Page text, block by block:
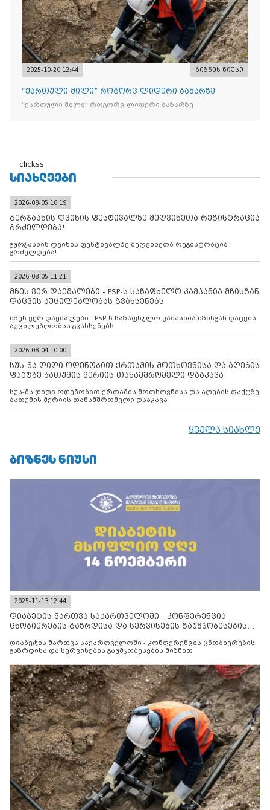
2025-10-20 12:44 ბიზნეს ნიუსი
“ქართული მილი” როგორც ლიდერი ბაზარზე
“ქართული მილი” როგორც ლიდერი ბაზარზე
clickss
ᲡᲘᲐᲮᲚᲔᲔᲑᲘ
2026-08-05 16:19
გურჯაანის ღვინის ფესტივალზე მეღვინეთა რეგისტრაცია
გრძელდება!
გურჯაანის ღვინის ფესტივალზე მეღვინეთა რეგისტრაცია
გრძელდება!
2026-08-05 11:21
მზეს ვერ დაემალები - PSP-ს საზაფხულო კამპანია მზისგან
დაცვის აუცილებლობას გვახსენებს
მზეს ვერ დაემალები - PSP-ს საზაფხულო კამპანია მზისგან დაცვის
აუცილებლობას გვახსენებს
2026-08-04 10:00
სუს-მა დიდი ოდენობით ქრთამის მოთხოვნისა და აღების
ფაქტზე ბათუმის მერიის თანამშრომელი დააკავა
სუს-მა დიდი ოდენობით ქრთამის მოთხოვნისა და აღების ფაქტზე
ბათუმის მერიის თანამშრომელი დააკავა
ყველა სიახლე
ᲑᲘᲖᲜᲔᲡ ᲜᲘᲣᲡᲘ
2025-11-13 12:44
დიაბეტის მართვა საქართველოში - კონფერენცია
ცნობიერების გაზრდისა და სერვისების გაუმჯობესების
დიაბეტის მართვა საქართველოში - კონფერენცია ცნობიერების
გაზრდისა და სერვისების გაუმჯობესების მიზნით